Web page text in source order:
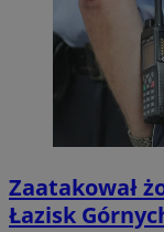
Zaatakował
Łazisk